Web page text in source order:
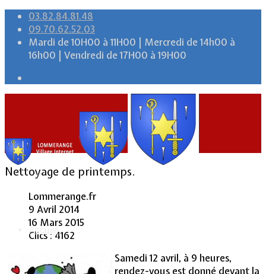
03.82.84.81.48
09.70.62.52.03
Mardi de 10H00 à 11H00 | Mercredi de 14h00 à
16h00 | Vendredi de 17H00 à 19H00
Accueil
Nettoyage de printemps.
Lommerange.fr
9 Avril 2014
16 Mars 2015
Clics : 4162
Samedi 12 avril, à 9 heures,
rendez-vous est donné devant la